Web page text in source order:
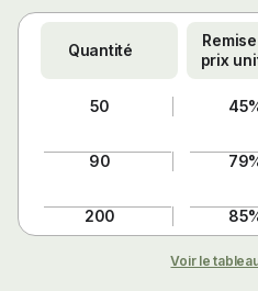
Quantité
prix
50
90
200
Voir le